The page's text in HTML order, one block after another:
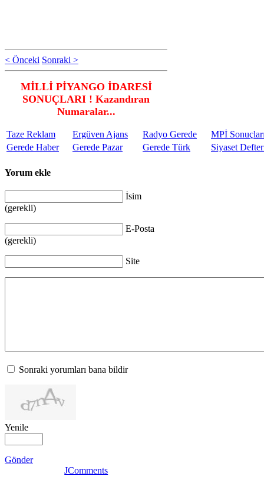
< Önceki Sonraki >
MİLLİ PİYANGO İDARESİ
SONUÇLARI ! Kazandıran
Numaralar...
Taze Reklam Ergüven Ajans Radyo Gerede
MPİ
Gerede Haber
Gerede Pazar Gerede Türk Siyaset
Yorum ekle
İsim
(gerekli)
E-Posta
(gerekli)
Site
Sonraki yorumları bana bildir
Yenile
Gönder
JComments